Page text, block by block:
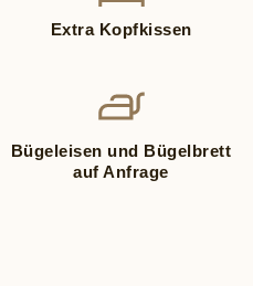
Extra Kopfkissen
Bügeleisen und Bügelbrett
auf Anfrage